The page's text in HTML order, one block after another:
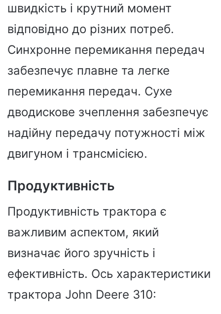
швидкість і крутний момент
відповідно до різних потреб.
Синхронне перемикання передач
забезпечує плавне та легке
перемикання передач. Сухе
дводискове зчеплення забезпечує
надійну передачу потужності між
двигуном і трансмісією.
Продуктивність
Продуктивність трактора є
важливим аспектом, який
визначає його зручність і
ефективність. Ось характеристики
трактора John Deere 310: